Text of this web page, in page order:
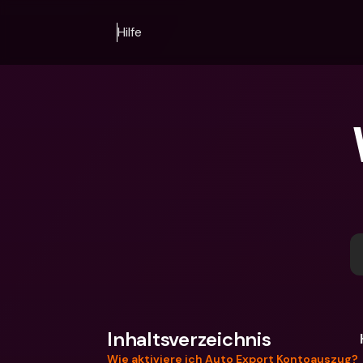
Hilfe
Inhaltsverzeichnis
Wie aktiviere ich Auto Export Kontoauszug?